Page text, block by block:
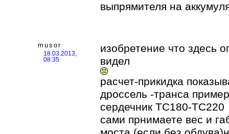
выпрямителя на
musor
18.03.2013,
08:35
изобретение что здесь
видел
расчет-прикидка
дроссель -транса
сердечник ТС180-ТС220
сами прнимаете вес и